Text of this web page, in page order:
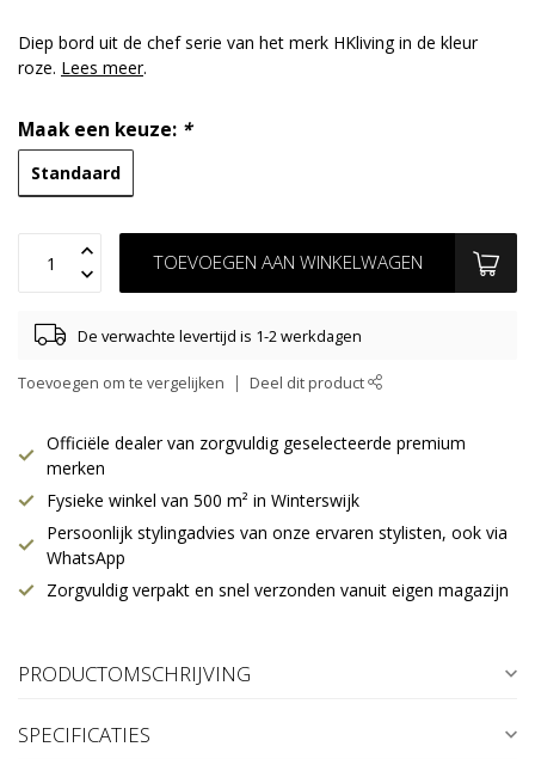
Diep bord uit de chef serie van het merk HKliving in de kleur
roze. Lees meer.
Maak een keuze: *
Standaard
TOEVOEGEN AAN WINKELWAGEN
De verwachte levertijd is 1-2 werkdagen
Toevoegen om te vergelijken Deel dit product
Officiële dealer van zorgvuldig geselecteerde premium
merken
Fysieke winkel van 500 m² in Winterswijk
Persoonlijk stylingadvies van onze ervaren stylisten, ook via
WhatsApp
Zorgvuldig verpakt en snel verzonden vanuit eigen magazijn
PRODUCTOMSCHRIJVING
SPECIFICATIES